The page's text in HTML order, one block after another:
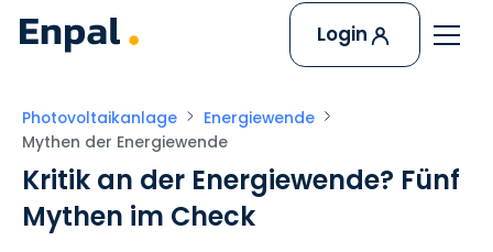
Login
Photovoltaikanlage
Energiewende
Mythen der Energiewende
Kritik an der Energiewende? Fünf
Mythen im Check